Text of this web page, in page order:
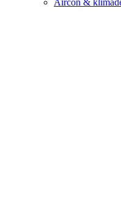
Aircon &